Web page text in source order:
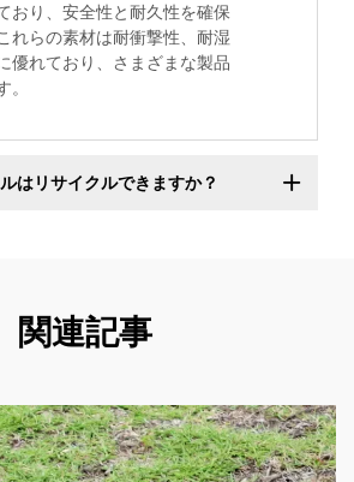
おり、安全性と耐久性を確保
れらの素材は耐衝撃性、耐湿
優れており、さまざまな製品
はリサイクルできますか？
関連記事